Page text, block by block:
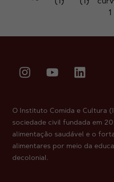
O Instituto Comida e Cultura
sociedade civil fundada em
alimentação saudável e o
alimentares por meio da
decolonial.